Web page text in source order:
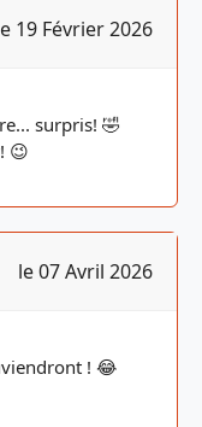
19 Février 2026
surpris! 🤣
😉
le 07 Avril 2026
! 😂